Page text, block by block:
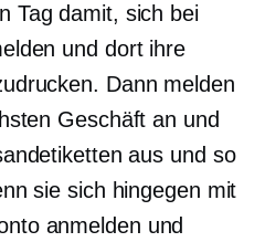
Tag damit, sich bei
und dort ihre
Dann melden
Geschäft an und
aus und so
sie sich hingegen mit
anmelden und